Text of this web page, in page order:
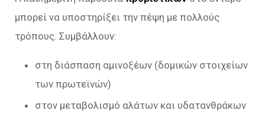
μπορεί να υποστηρίξει την πέψη με πολλούς
τρόπους. Συμβάλλουν:
στη διάσπαση αμινοξέων (δομικών στοιχείων
των πρωτεϊνών)
στον μεταβολισμό αλάτων και υδατανθράκων